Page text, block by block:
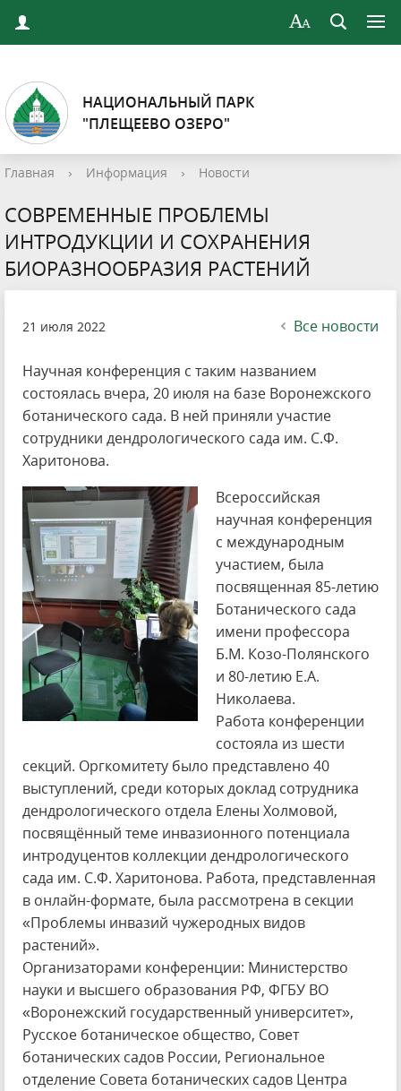
НАЦИОНАЛЬНЫЙ ПАРК
"ПЛЕЩЕЕВО ОЗЕРО"
Главная › Информация › Новости
СОВРЕМЕННЫЕ ПРОБЛЕМЫ
ИНТРОДУКЦИИ И СОХРАНЕНИЯ
БИОРАЗНООБРАЗИЯ РАСТЕНИЙ
21 июля 2022 Все новости
Научная конференция с таким названием
состоялась вчера, 20 июля на базе Воронежского
ботанического сада. В ней приняли участие
сотрудники дендрологического сада им. С.Ф.
Харитонова.
Всероссийская
научная конференция
с международным
участием, была
посвященная 85-летию
Ботанического сада
имени профессора
Б.М. Козо-Полянского
и 80-летию Е.А.
Николаева.
Работа конференции
состояла из шести
секций. Оргкомитету было представлено 40
выступлений, среди которых доклад сотрудника
дендрологического отдела Елены Холмовой,
посвящённый теме инвазионного потенциала
интродуцентов коллекции дендрологического
сада им. С.Ф. Харитонова. Работа, представленная
в онлайн-формате, была рассмотрена в секции
«Проблемы инвазий чужеродных видов
растений».
Организаторами конференции: Министерство
науки и высшего образования РФ, ФГБУ ВО
«Воронежский государственный университет»,
Русское ботаническое общество, Совет
ботанических садов России, Региональное
отделение Совета ботанических садов Центра